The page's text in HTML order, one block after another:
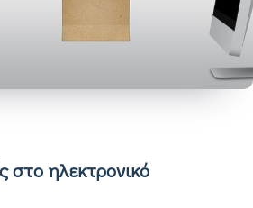
στο ηλεκτρονικό